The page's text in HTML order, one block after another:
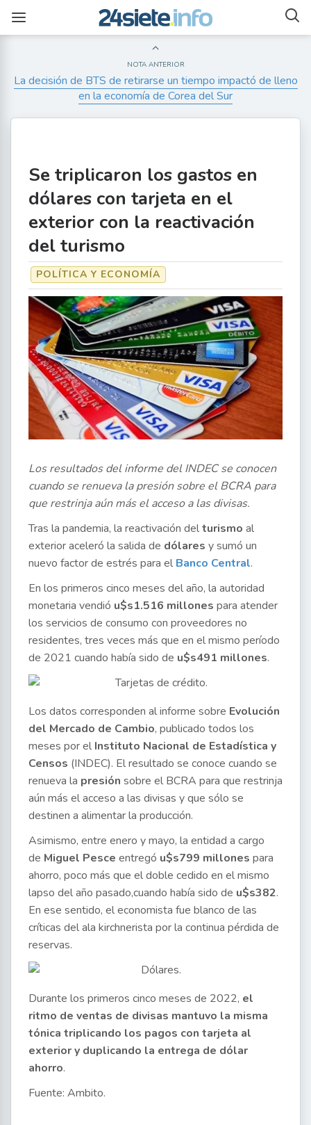
NOTA ANTERIOR
La decisión de BTS de retirarse un tiempo impactó de lleno
en la economía de Corea del Sur
Se triplicaron los gastos en
dólares con tarjeta en el
exterior con la reactivación
del turismo
POLÍTICA Y ECONOMÍA
Los resultados del informe del INDEC se conocen
cuando se renueva la presión sobre el BCRA para
que restrinja aún más el acceso a las divisas.
Tras la pandemia, la reactivación delturismo al
exterior aceleró la salida de dólares y sumó un
nuevo factor de estrés para el Banco Central.
En los primeros cinco meses del año, la autoridad
monetaria vendió u$s1.516 millones para atender
los servicios de consumo con proveedores no
residentes, tres veces más que en el mismo período
de 2021 cuando había sido de u$s491 millones.
Los datos corresponden al informe sobre Evolución
del Mercado de Cambio, publicado todos los
meses por el Instituto Nacional de Estadística y
Censos (INDEC). El resultado se conoce cuando se
renueva la presión sobre el BCRA para que restrinja
aún más el acceso a las divisas y que sólo se
destinen a alimentar la producción.
Asimismo, entre enero y mayo, la entidad a cargo
de Miguel Pesce entregó u$s799 millones para
ahorro, poco más que el doble cedido en el mismo
lapso del año pasado,cuando había sido de u$s382.
En ese sentido, el economista fue blanco de las
críticas del ala kirchnerista por la continua pérdida de
reservas.
Durante los primeros cinco meses de 2022, el
ritmo de ventas de divisas mantuvo la misma
tónica triplicando los pagos con tarjeta al
exterior y duplicando la entrega de dólar
ahorro.
Fuente: Ambito.